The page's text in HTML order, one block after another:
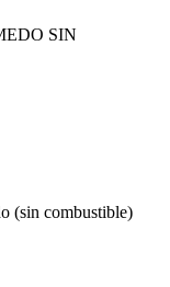
SIN
(sin combustible)